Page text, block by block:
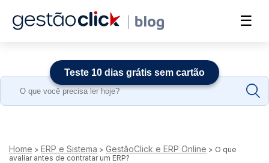
☰
Search
Home > ERP e Sistema > GestãoClick e ERP Online > O que
avaliar antes de contratar um ERP?
Teste 10 dias grátis sem cartão